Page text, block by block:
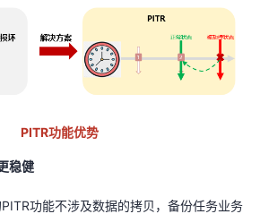
PITR功能优势
稳健
PITR功能不涉及数据的拷贝，备份任务业务